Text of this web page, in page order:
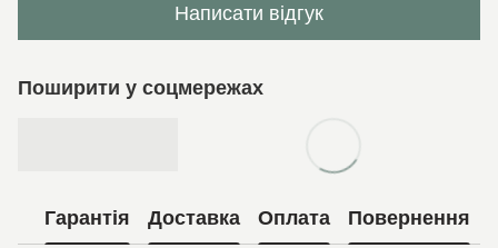
Написати відгук
Поширити у соцмережах
Гарантія Доставка Оплата Повернення